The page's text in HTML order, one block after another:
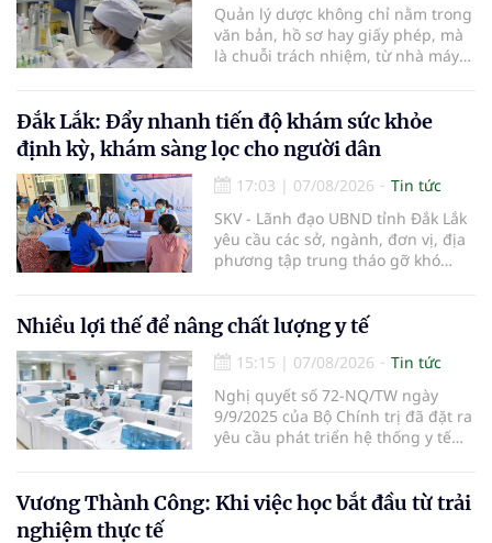
Quản lý dược không chỉ nằm trong
văn bản, hồ sơ hay giấy phép, mà
là chuỗi trách nhiệm, từ nhà máy
bệnh... Ngành y tế từng bước tiêu
chuẩn hóa, quy chuẩn hóa và hội
nhập quốc tế nhằm giúp cho
người dân tiếp cận thuốc an toàn,
chất lượng, hiệu quả và giá hợp lý.
Đắk Lắk: Đẩy nhanh tiến độ khám sức khỏe
định kỳ, khám sàng lọc cho người dân
17:03 | 07/08/2026
Tin tức
SKV - Lãnh đạo UBND tỉnh Đắk Lắk
yêu cầu các sở, ngành, đơn vị, địa
phương tập trung tháo gỡ khó
sàng lọc cho 100% người dân trên
địa bàn tỉnh trong tháng 10/2026.
Nhiều lợi thế để nâng chất lượng y tế
15:15 | 07/08/2026
Tin tức
Nghị quyết số 72-NQ/TW ngày
9/9/2025 của Bộ Chính trị đã đặt ra
yêu cầu phát triển hệ thống y tế
Vương Thành Công: Khi việc học bắt đầu từ trải
nghiệm thực tế